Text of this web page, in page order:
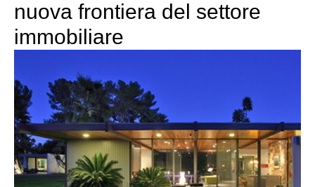
nuova frontiera del settore
immobiliare